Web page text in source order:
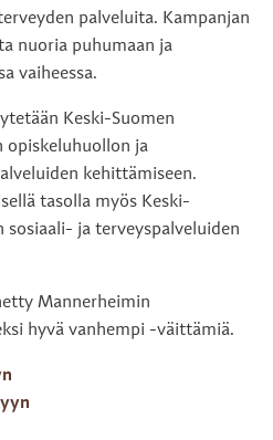
palveluita. Kampanjan
nuoria puhumaan ja
vaiheessa.
Keski-Suomen
opiskeluhuollon ja
kehittämiseen.
tasolla myös Keski-
sosiaali- ja terveyspalveluiden
Mannerheimin
hyvä vanhempi -väittämiä.